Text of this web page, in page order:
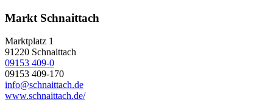
Markt Schnaittach
Marktplatz 1
91220 Schnaittach
09153 409-0
09153 409-170
info@schnaittach.de
www.schnaittach.de/